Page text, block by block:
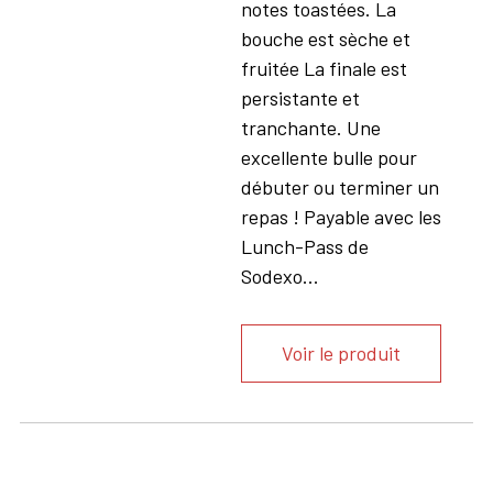
notes toastées. La
bouche est sèche et
fruitée La finale est
persistante et
tranchante. Une
excellente bulle pour
débuter ou terminer un
repas ! Payable avec les
Lunch-Pass de
Sodexo...
Voir le produit